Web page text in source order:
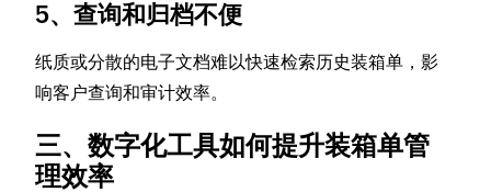
5、查询和归档不便
纸质或分散的电子文档难以快速检索历史装箱单，影
响客户查询和审计效率。
三、数字化工具如何提升装箱单管
理效率